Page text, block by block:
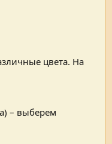
цвета. На
– выберем